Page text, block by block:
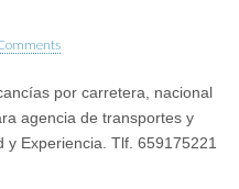
por carretera, nacional
agencia de transportes y
Experiencia. Tlf. 659175221